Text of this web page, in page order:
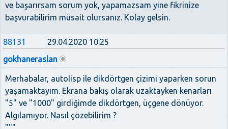
ve başarırsam sorum yok, yapamazsam yine fikrinize
başvurabilirim müsait olursanız. Kolay gelsin.
88131
29.04.2020 10:25
gokhaneraslan
Merhabalar, autolisp ile dikdörtgen çizimi yaparken sorun
yaşamaktayım. Ekrana bakış olarak uzaktayken kenarları
"5" ve "1000" girdiğimde dikdörtgen, üçgene dönüyor.
Algılamıyor. Nasıl çözebilirim ?